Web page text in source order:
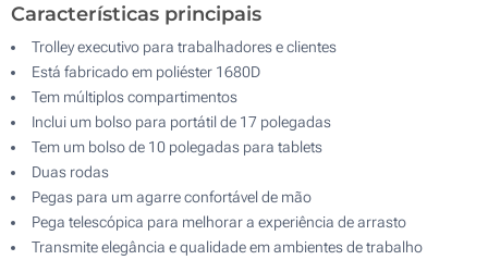
Características principais
Trolley executivo para trabalhadores e clientes
Está fabricado em poliéster 1680D
Tem múltiplos compartimentos
Inclui um bolso para portátil de 17 polegadas
Tem um bolso de 10 polegadas para tablets
Duas rodas
Pegas para um agarre confortável de mão
Pega telescópica para melhorar a experiência de arrasto
Transmite elegância e qualidade em ambientes de trabalho